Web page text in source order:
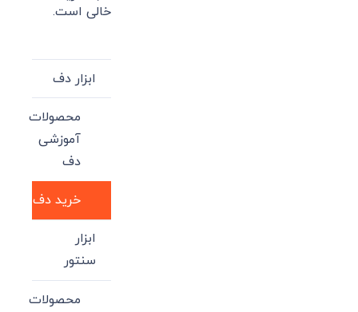
خالی است.
ابزار دف
محصولات
آموزشی
دف
خرید دف
ابزار
سنتور
محصولات